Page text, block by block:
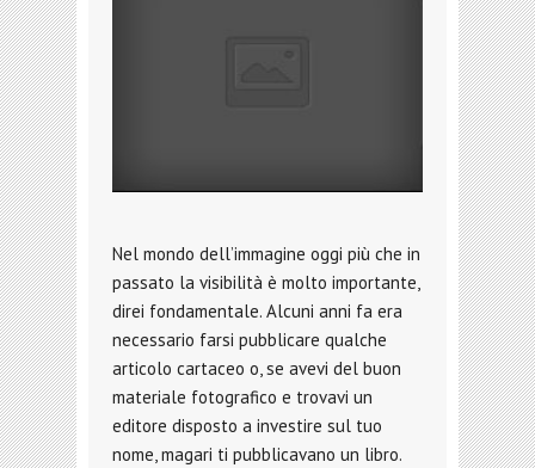
Nel mondo dell’immagine oggi più che in
passato la visibilità è molto importante,
direi fondamentale. Alcuni anni fa era
necessario farsi pubblicare qualche
articolo cartaceo o, se avevi del buon
materiale fotografico e trovavi un
editore disposto a investire sul tuo
nome, magari ti pubblicavano un libro.